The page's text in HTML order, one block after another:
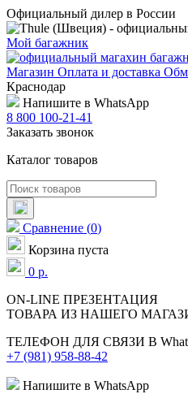
Официальный дилер в России
Мой багажник
Магазин Оплата и доставка
Краснодар
Напишите в WhatsApp
8 800 100-21-41
Заказать звонок
Каталог товаров
Сравнение (0)
Корзина пуста
0 р.
ON-LINE ПРЕЗЕНТАЦИЯ
ТОВАРА ИЗ НАШЕГО
ТЕЛЕФОН ДЛЯ СВЯЗИ В
+7 (981) 958-88-42
Напишите в WhatsApp